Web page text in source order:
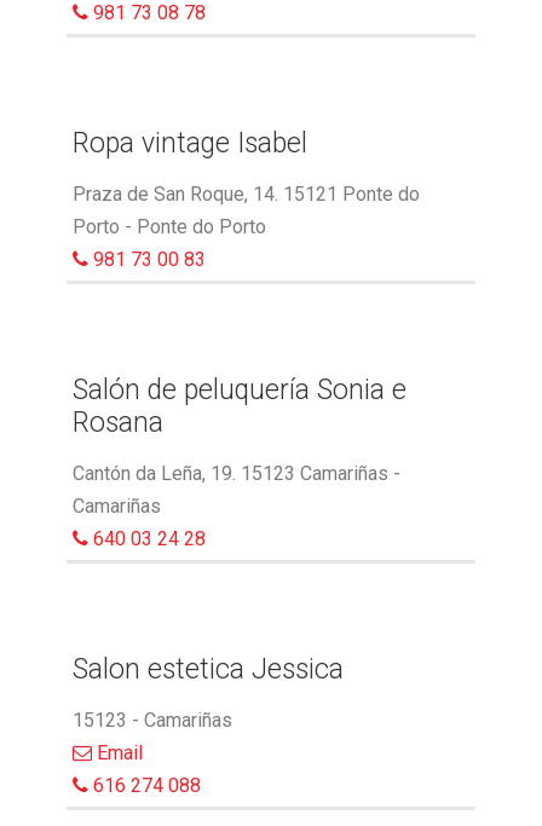
981 73 08 78
Ropa vintage Isabel
Praza de San Roque, 14. 15121 Ponte do
Porto - Ponte do Porto
981 73 00 83
Salón de peluquería Sonia e
Rosana
Cantón da Leña, 19. 15123 Camariñas -
Camariñas
640 03 24 28
Salon estetica Jessica
15123 - Camariñas
Email
616 274 088